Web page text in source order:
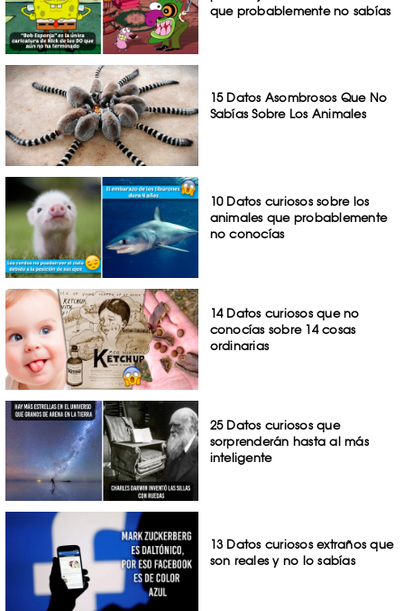
que probablemente no sabías
15 Datos Asombrosos Que No
Sabías Sobre Los Animales
10 Datos curiosos sobre los
animales que probablemente
no conocías
14 Datos curiosos que no
conocías sobre 14 cosas
ordinarias
25 Datos curiosos que
sorprenderán hasta al más
inteligente
13 Datos curiosos extraños que
son reales y no lo sabías